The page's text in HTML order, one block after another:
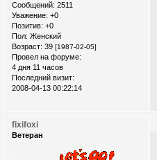
Сообщений: 2511
Уважение: +0
Позитив: +0
Пол: Женский
Возраст: 39 [1987-02-05]
Провел на форуме:
4 дня 11 часов
Последний визит:
2008-04-13 00:22:14
fixifoxi
Ветеран